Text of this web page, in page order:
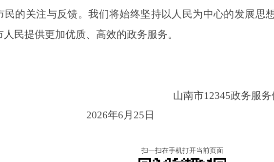
民的关注与反馈。我们将始终坚持以人民为中心的发展思想
人民提供更加优质、高效的政务服务。
山南市12345政
2026年6月 25 日
扫一扫在手机打开当前页面